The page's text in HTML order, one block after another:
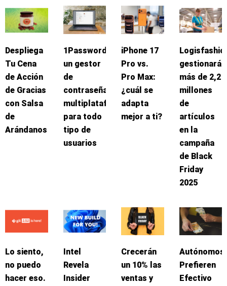
Despliega
Tu Cena
de Acción
de Gracias
con Salsa
de
Arándanos
1Password:
un gestor
de
contraseñas
multiplataforma
para todo
tipo de
usuarios
iPhone 17
Pro vs.
Pro Max:
¿cuál se
adapta
mejor a ti?
gestionará
más de 2,2
millones
de
artículos
en la
campaña
de Black
Friday
2025
Lo siento,
no puedo
hacer eso.
Intel
Revela
Insider
Crecerán
un 10% las
ventas y
Autónomos
Prefieren
Efectivo